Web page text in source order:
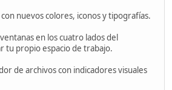
nuevos colores, iconos y tipografías.
en los cuatro lados del
tu propio espacio de trabajo.
de archivos con indicadores visuales